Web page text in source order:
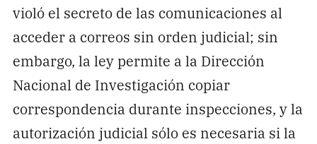
violó el secreto de las comunicaciones al
acceder a correos sin orden judicial; sin
embargo, la ley permite a la Dirección
Nacional de Investigación copiar
correspondencia durante inspecciones, y la
autorización judicial sólo es necesaria si la